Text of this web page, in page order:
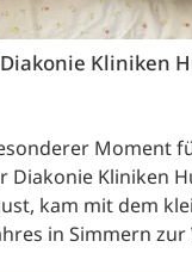
Kliniken
Moment
Diakonie Kliniken
kam mit dem
in Simmern zur